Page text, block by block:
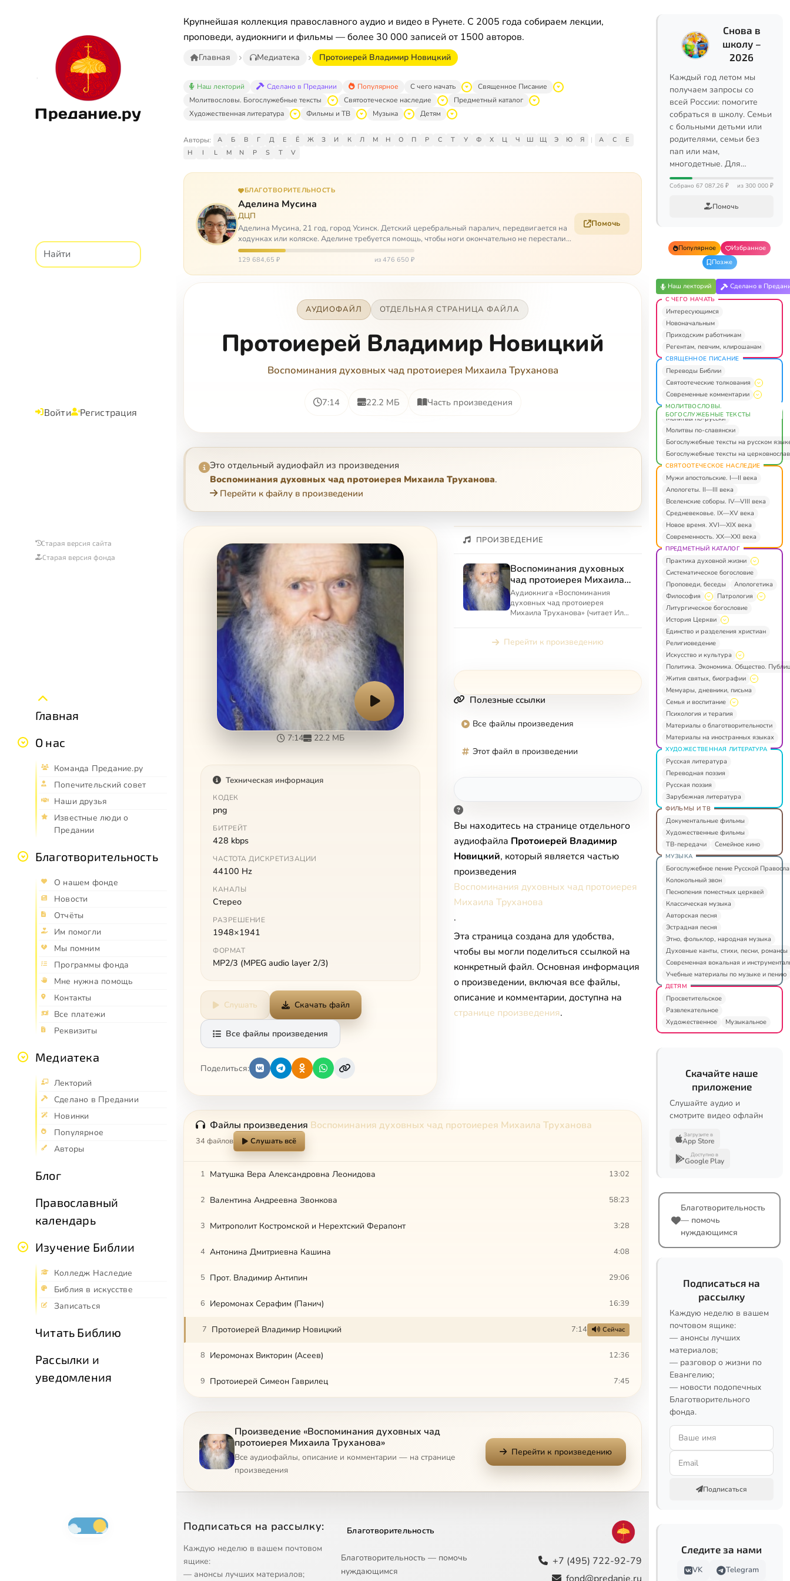
Предание.ру
Войти Регистрация
Старая версия сайта
Старая версия фонда
Главная
О нас
Команда Предание.ру
Попечительский совет
Наши друзья
Известные люди о
Предании
Благотворительность
О нашем фонде
Новости
Отчёты
Им помогли
Мы помним
Программы фонда
Мне нужна помощь
Контакты
Все платежи
Реквизиты
Медиатека
Лекторий
Сделано в Предании
Новинки
Популярное
Авторы
Блог
Православный
календарь
Изучение Библии
Колледж Наследие
Библия в искусстве
Записаться
Читать Библию
Рассылки и
уведомления
Крупнейшая коллекция православного аудио и видео в Рунете. С 2005 года собираем лекции,
проповеди, аудиокниги и фильмы — более 30 000 записей от 1500 авторов.
Главная Медиатека Протоиерей Владимир Новицкий
Наш лекторий Сделано в Предании Популярное С чего начать
Священное Писание
Молитвословы. Богослужебные тексты
Святоотеческое наследие
Предметный каталог
Художественная литература
Фильмы и ТВ Музыка Детям
Авторы: А Б В Г Д Е Ё Ж З И К Л М Н О П Р С Т У Ф Х Ц Ч Ш Щ Э Ю Я | A C
E
H
I L M N P S T V
БЛАГОТВОРИТЕЛЬНОСТЬ
Аделина Мусина
ДЦП
Аделина Мусина, 21 год, город Усинск. Детский церебральный паралич, передвигается на
ходунках или коляске. Аделине требуется помощь, чтобы ноги окончательно не перестали
слушаться…
129 684,65 ₽ из 476 650 ₽
Помочь
АУДИОФАЙЛ ОТДЕЛЬНАЯ СТРАНИЦА ФАЙЛА
Протоиерей Владимир Новицкий
Воспоминания духовных чад протоиерея Михаила Труханова
7:14 22.2 МБ Часть произведения
Это отдельный аудиофайл из произведения
Воспоминания духовных чад протоиерея Михаила Труханова.
Перейти к файлу в произведении
7:14 22.2 МБ
Техническая информация
КОДЕК
png
БИТРЕЙТ
428 kbps
ЧАСТОТА ДИСКРЕТИЗАЦИИ
44100 Hz
КАНАЛЫ
Стерео
РАЗРЕШЕНИЕ
1948×1941
ФОРМАТ
MP2/3 (MPEG audio layer 2/3)
Слушать Скачать файл
Все файлы произведения
Поделиться:
ПРОИЗВЕДЕНИЕ
Воспоминания духовных
чад протоиерея Михаила
Труханова
Аудиокнига «Воспоминания
духовных чад протоиерея
Михаила Труханова» (читает Илья
Перейти к произведению
Полезные ссылки
Все файлы произведения
Этот файл в произведении
Вы находитесь на странице отдельного
аудиофайла Протоиерей Владимир
Новицкий, который является частью
произведения
Воспоминания духовных чад протоиерея
Михаила Труханова
.
Эта страница создана для удобства,
чтобы вы могли поделиться ссылкой на
конкретный файл. Основная информация
о произведении, включая все файлы,
описание и комментарии, доступна на
странице произведения.
Файлы произведения Воспоминания духовных чад протоиерея Михаила Труханова
34 файлов Слушать всё
1 Матушка Вера Александровна Леонидова 13:02
2 Валентина Андреевна Звонкова 58:23
3 Митрополит Костромской и Нерехтский Ферапонт 3:28
4 Антонина Дмитриевна Кашина 4:08
5 Прот. Владимир Антипин 29:06
6 Иеромонах Серафим (Панич) 16:39
7 Протоиерей Владимир Новицкий 7:14 Сейчас
8 Иеромонах Викторин (Асеев) 12:36
9 Протоиерей Симеон Гаврилец 7:45
11 Монахиня Екатерина
12 Монахиня Любовь 11:39
5:24
16 Антонина Степановна Государева 36:34
Произведение «Воспоминания духовных чад
протоиерея Михаила Труханова»
Все аудиофайлы, описание и комментарии — на странице
произведения
Перейти к произведению
Подписаться на рассылку:
Каждую неделю в вашем почтовом
ящике:
— анонсы лучших материалов;
Благотворительность
Благотворительность — помочь
нуждающимся
+7 (495) 722-92-79
Снова в
школу –
2026
Каждый год летом мы
получаем запросы со
всей России: помогите
собраться в школу. Семьи
с больными детьми или
родителями, семьи без
пап или мам,
многодетные. Для…
Собрано 67 087,26 ₽ из 300 000 ₽
Помочь
Популярное
Избранное
Позже
Наш лекторий Сделано в
С ЧЕГО НАЧАТЬ
Интересующимся
Новоначальным
Приходским работникам
Регентам, певчим, клирошанам
СВЯЩЕННОЕ ПИСАНИЕ
Переводы Библии
Святоотеческие толкования
Современные комментарии
МОЛИТВОСЛОВЫ.
БОГОСЛУЖЕБНЫЕ ТЕКСТЫ
Молитвы по-русски
Молитвы по-славянски
Богослужебные тексты на русском
Богослужебные тексты на
СВЯТООТЕЧЕСКОЕ НАСЛЕДИЕ
Мужи апостольские. I—II века
Апологеты. II—III века
Вселенские соборы. IV—VIII века
Средневековье. IX—XV века
Новое время. XVI—XIX века
Современность. XX—XXI века
ПРЕДМЕТНЫЙ КАТАЛОГ
Практика духовной жизни
Систематическое богословие
Проповеди, беседы
Апологетика
Философия
Патрология
Литургическое богословие
История Церкви
Единство и разделения христиан
Религиоведение
Искусство и культура
Политика. Экономика. Общество.
Жития святых, биографии
Мемуары, дневники, письма
Семья и воспитание
Психология и терапия
Материалы о благотворительности
Материалы на иностранных языках
ХУДОЖЕСТВЕННАЯ ЛИТЕРАТУРА
Русская литература
Переводная поэзия
Русская поэзия
Зарубежная литература
ФИЛЬМЫ И ТВ
Документальные фильмы
Художественные фильмы
ТВ-передачи
Семейное кино
МУЗЫКА
Богослужебное пение Русской
Колокольный звон
Песнопения поместных церквей
Классическая музыка
Авторская песня
Эстрадная песня
Этно, фольклор, народная музыка
Духовные канты, стихи, песни, романсы
Современная вокальная и
Учебные материалы по музыке и пению
ДЕТЯМ
Просветительское
Развлекательное
Художественное
Музыкальное
Скачайте наше
приложение
Слушайте аудио и
смотрите видео офлайн
Загрузите в
App Store
Доступно в
Google Play
Благотворительность
— помочь
нуждающимся
Подписаться на
рассылку
Каждую неделю в вашем
почтовом ящике:
— анонсы лучших
материалов;
— разговор о жизни по
Евангелию;
— новости подопечных
Благотворительного
фонда.
Подписаться
Следите за нами
VK
Telegram